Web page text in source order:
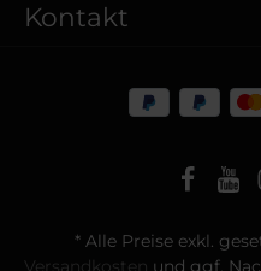
Kontakt
* Alle Preise exkl.
Versandkosten und ggf.